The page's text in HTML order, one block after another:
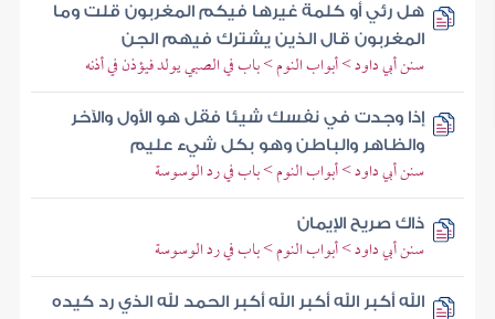
هل رئي أو كلمة غيرها فيكم المغربون قلت وما
المغربون قال الذين يشترك فيهم الجن
سنن أبي داود > أبواب النوم > باب في الصبي يولد فيؤذن في أذنه
إذا وجدت في نفسك شيئا فقل هو الأول والآخر
والظاهر والباطن وهو بكل شيء عليم
سنن أبي داود > أبواب النوم > باب في رد الوسوسة
ذاك صريح الإيمان
سنن أبي داود > أبواب النوم > باب في رد الوسوسة
الله أكبر الله أكبر الله أكبر الحمد لله الذي رد كيده